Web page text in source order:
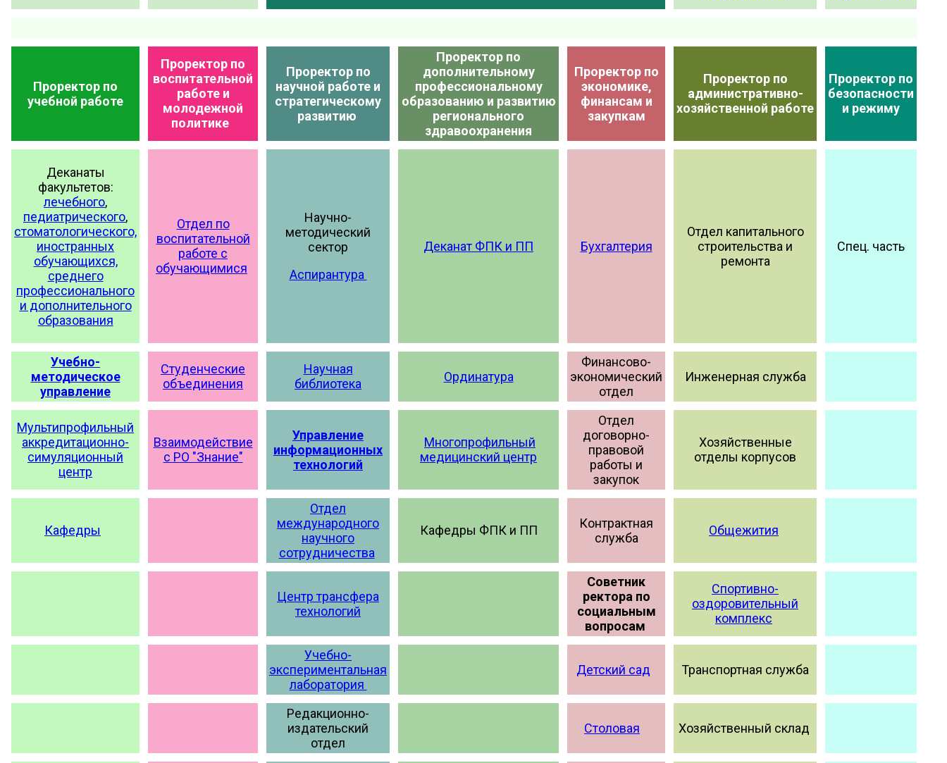
Проректор по
учебной работе
Проректор по
воспитательной
работе и
молодежной
политике
Проректор по
научной работе и
стратегическому
развитию
Проректор по
дополнительному
профессиональному
образованию и развитию
регионального
здравоохранения
Проректор по
экономике,
финансам и
закупкам
Проректор по
административно-
хозяйственной работе
Проректор по
безопасности
и режиму
Деканаты
факультетов:
лечебного,
педиатрического,
стоматологического,
иностранных
обучающихся,
среднего
профессионального
и дополнительного
образования
Отдел по
воспитательной
работе с
обучающимися
Научно-
методический
сектор
Аспирантура
Деканат ФПК и ПП Бухгалтерия
Отдел капитального
строительства и
ремонта
Спец. часть
Учебно-
методическое
управление
Студенческие
объединения
Научная
библиотека
Ординатура
Финансово-
экономический
отдел
Инженерная служба
Мультипрофильный
аккредитационно-
симуляционный
центр
Взаимодействие
с РО "Знание"
Управление
информационных
технологий
Многопрофильный
медицинский центр
Отдел
договорно-
правовой
работы и
закупок
Хозяйственные
отделы корпусов
Кафедры
Отдел
международного
научного
сотрудничества
Кафедры ФПК и ПП
Контрактная
служба
Общежития
Центр трансфера
технологий
Советник
ректора по
социальным
вопросам
Спортивно-
оздоровительный
комплекс
Учебно-
экспериментальная
лаборатория
Детский сад Транспортная служба
Редакционно-
издательский
отдел
Столовая Хозяйственный склад